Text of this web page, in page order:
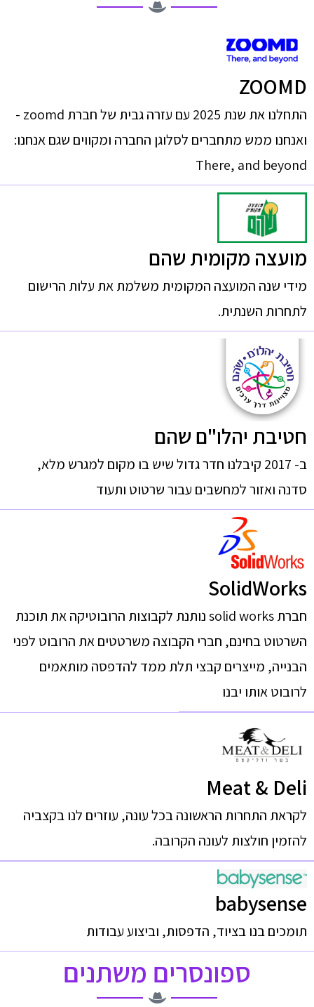
ZOOMD
התחלנו את שנת 2025 עם עזרה גבית של חברת zoomd -
ואנחנו ממש מתחברים לסלוגן החברה ומקווים שגם אנחנו:
There, and beyond
מועצה מקומית שהם
מידי שנה המועצה המקומית משלמת את עלות הרישום
לתחרות השנתית.
חטיבת יהלו"ם שהם
ב- 2017 קיבלנו חדר גדול שיש בו מקום למגרש מלא,
סדנה ואזור למחשבים עבור שרטוט ותעוד
SolidWorks
חברת solid works נותנת לקבוצות הרובוטיקה את תוכנת
השרטוט בחינם, חברי הקבוצה משרטטים את הרובוט לפני
הבנייה, מייצרים קבצי תלת ממד להדפסה מותאמים
לרובוט אותו יבנו
Meat & Deli
לקראת התחרות הראשונה בכל עונה, עוזרים לנו בקצביה
להזמין חולצות לעונה הקרובה.
babysense
תומכים בנו בציוד, הדפסות, וביצוע עבודות
ספונסרים משתנים